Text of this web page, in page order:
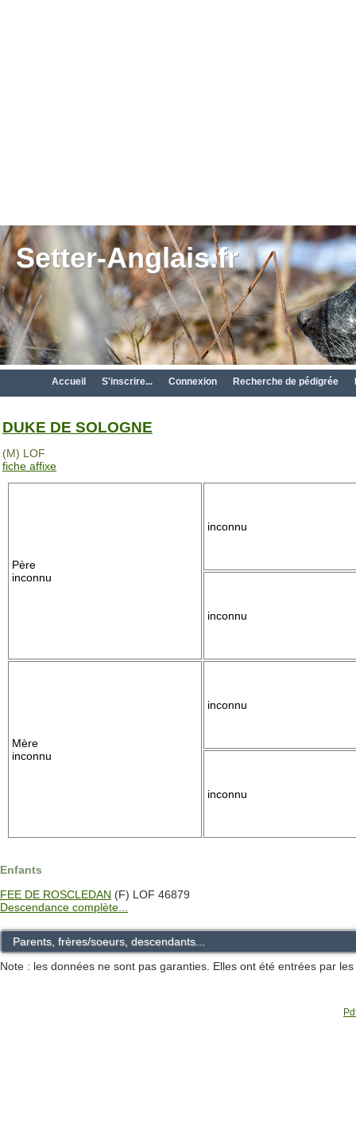
Setter-Anglais.fr
Accueil S'inscrire... Connexion Recherche de pédigrée
DUKE DE SOLOGNE
(M) LOF
fiche affixe
Père
inconnu
inconnu
inconnu
Mère
inconnu
inconnu
inconnu
Enfants
FEE DE ROSCLEDAN (F) LOF 46879
Descendance complète...
Parents, frères/soeurs, descendants...
Note : les données ne sont pas garanties. Elles ont été entrées par